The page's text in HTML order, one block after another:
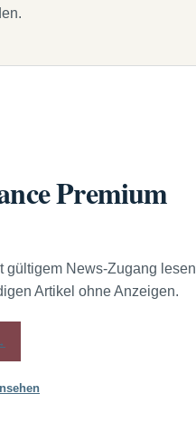
Premium
gültigem News-Zugang lesen
Artikel ohne Anzeigen.